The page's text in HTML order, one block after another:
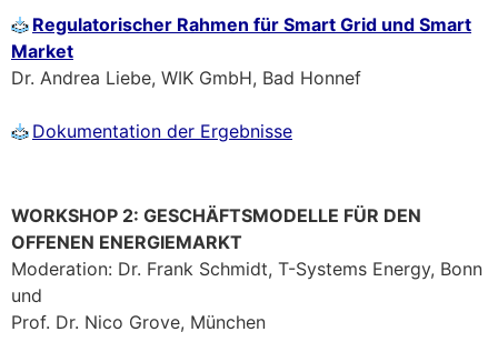
Regulatorischer Rahmen für Smart Grid und Smart
Market
Dr. Andrea Liebe, WIK GmbH, Bad Honnef
Dokumentation der Ergebnisse
WORKSHOP 2: GESCHÄFTSMODELLE FÜR DEN
OFFENEN ENERGIEMARKT
Moderation: Dr. Frank Schmidt, T-Systems Energy, Bonn
und
Prof. Dr. Nico Grove, München